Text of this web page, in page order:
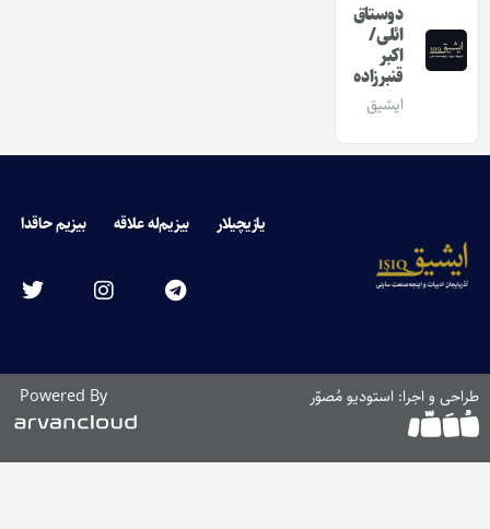
دوستاق
ائلی/
اکبر
قنبرزاده
ایشیق
یازیچیلار بیزیم‌له علاقه بیزیم حاقدا
طراحی و اجرا: استودیو مُصوّر Powered By